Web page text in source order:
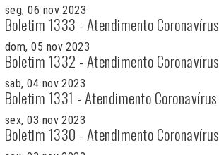
seg, 06 nov 2023
Boletim 1333 - Atendimento Coronavírus
dom, 05 nov 2023
Boletim 1332 - Atendimento Coronavírus
sab, 04 nov 2023
Boletim 1331 - Atendimento Coronavírus
sex, 03 nov 2023
Boletim 1330 - Atendimento Coronavírus